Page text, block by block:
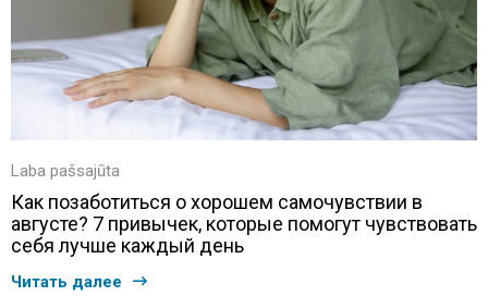
Laba pašsajūta
Как позаботиться о хорошем самочувствии в
августе? 7 привычек, которые помогут чувствовать
себя лучше каждый день
Читать далее